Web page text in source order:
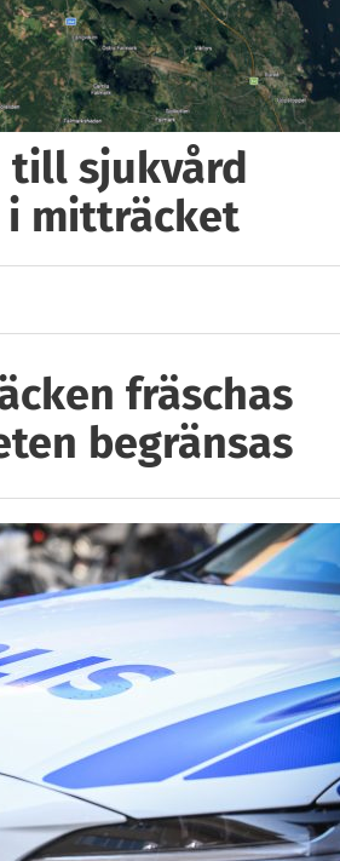
till sjukvård
mitträcket
fräschas
begränsas